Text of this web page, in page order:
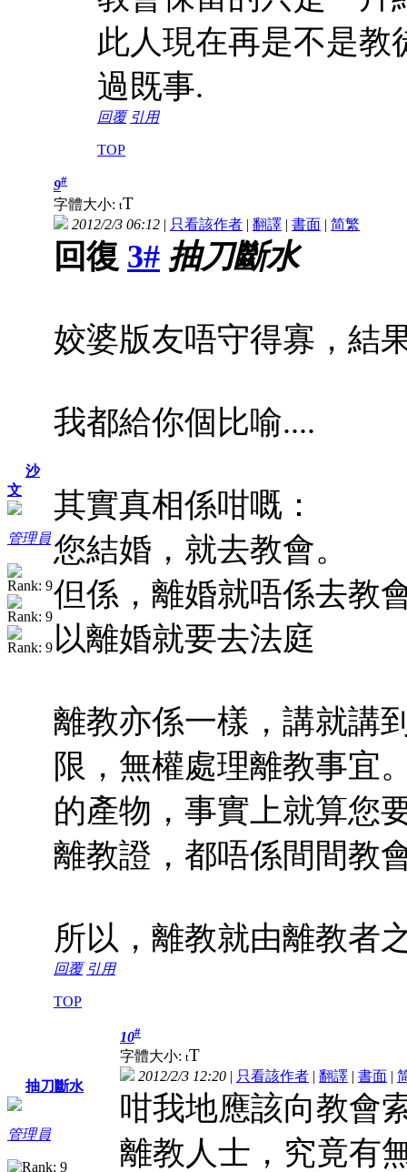
此人現在再是不是教
過既事.
回覆 引用
TOP
沙
文
管理員
9#
字體大小: tT
2012/2/3 06:12 | 只看該作者 | 翻譯 | 書面 | 简繁
回復 3# 抽刀斷水
姣婆版友唔守得寡，結
我都給你個比喻....
其實真相係咁嘅：
您結婚，就去教會。
但係，離婚就唔係去教
以離婚就要去法庭
離教亦係一樣，講就講
限，無權處理離教事宜
的產物，事實上就算您
離教證，都唔係間間教
所以，離教就由離教者
回覆 引用
TOP
抽刀斷水
管理員
10#
字體大小: tT
2012/2/3 12:20 | 只看該作者 | 翻譯 | 書面 |
咁我地應該向教會
離教人士，究竟有